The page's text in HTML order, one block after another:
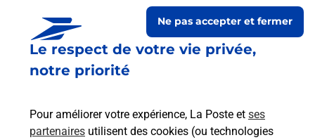
Le respect de votre vie privée,
notre priorité
Pour améliorer votre expérience, La Poste et ses
partenaires utilisent des cookies (ou technologies
Ne pas accepter et fermer